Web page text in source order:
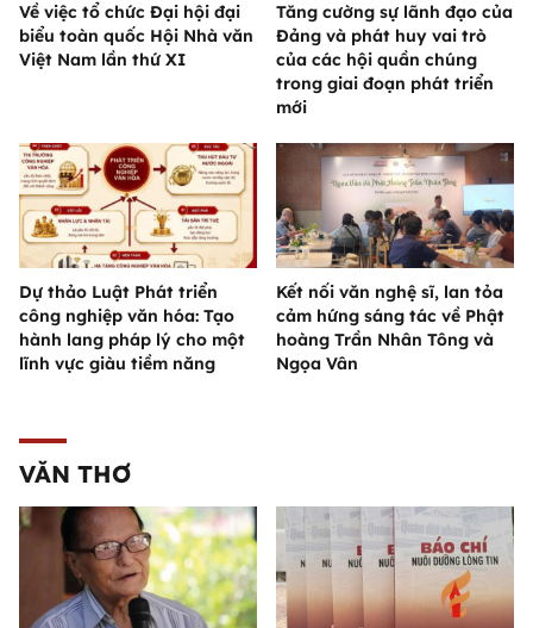
Về việc tổ chức Đại hội đại
biểu toàn quốc Hội Nhà văn
Việt Nam lần thứ XI
Tăng cường sự lãnh đạo của
Đảng và phát huy vai trò
của các hội quần chúng
trong giai đoạn phát triển
mới
Dự thảo Luật Phát triển
công nghiệp văn hóa: Tạo
hành lang pháp lý cho một
lĩnh vực giàu tiềm năng
Kết nối văn nghệ sĩ, lan tỏa
cảm hứng sáng tác về Phật
hoàng Trần Nhân Tông và
Ngọa Vân
VĂN THƠ